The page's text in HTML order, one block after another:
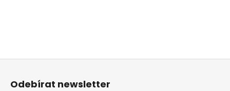
Z
Odebírat newsletter